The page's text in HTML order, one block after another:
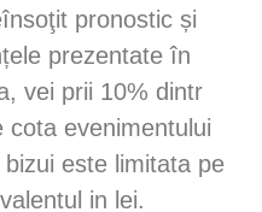
pronostic și
prezentate în
vei prii 10% dintr
evenimentului
este limitata pe
in lei.